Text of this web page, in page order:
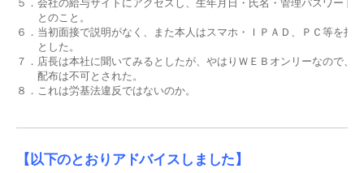
５．会社の給与サイトにアクセスし、生年月日・氏名・管理パスワード
とのこと。
６．当初面接で説明がなく、また本人はスマホ・ＩＰＡＤ、ＰＣ等を持
とした。
７．店長は本社に聞いてみるとしたが、やはりＷＥＢオンリーなので、
配布は不可とされた。
８．これは労基法違反ではないのか。
【以下のとおりアドバイスしました】